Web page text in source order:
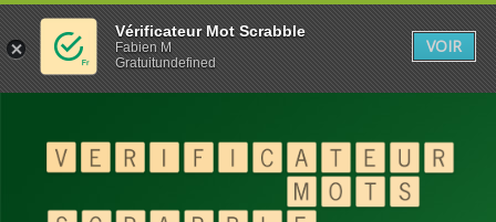
Vérificateur Mot Scrabble
Fabien M
Gratuitundefined
VOIR